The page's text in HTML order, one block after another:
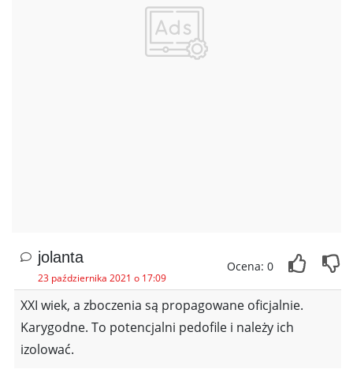
jolanta
23 października 2021 o 17:09
Ocena: 0
XXI wiek, a zboczenia są propagowane oficjalnie.
Karygodne. To potencjalni pedofile i należy ich
izolować.